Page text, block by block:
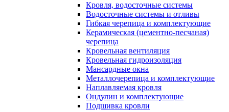
Кровля, водосточные системы
Водосточные системы и отливы
Гибкая черепица и комплектующие
Керамическая (цементно-песчаная)
черепица
Кровельная вентиляция
Кровельная гидроизоляция
Мансардные окна
Металлочерепица и комплектующие
Наплавляемая кровля
Ондулин и комплектующие
Подшивка кровли